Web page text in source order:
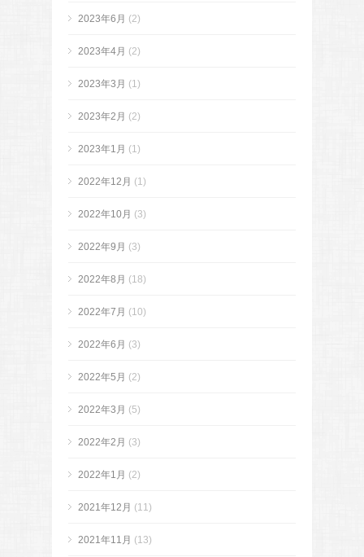
2023年6月 (2)
2023年4月 (2)
2023年3月 (1)
2023年2月 (2)
2023年1月 (1)
2022年12月 (1)
2022年10月 (3)
2022年9月 (3)
2022年8月 (18)
2022年7月 (10)
2022年6月 (3)
2022年5月 (2)
2022年3月 (5)
2022年2月 (3)
2022年1月 (2)
2021年12月 (11)
2021年11月 (13)